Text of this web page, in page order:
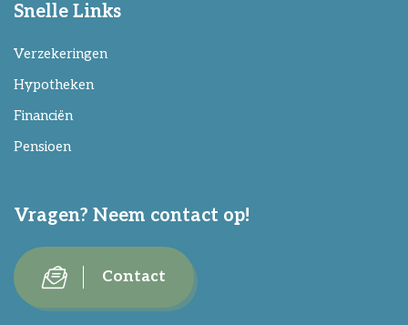
Snelle Links
Verzekeringen
Hypotheken
Financiën
Pensioen
Vragen? Neem contact op!
Contact